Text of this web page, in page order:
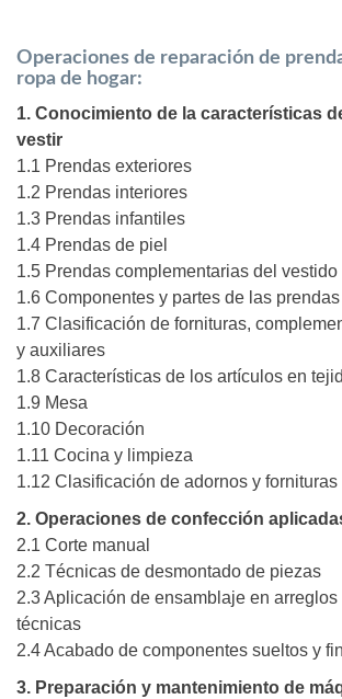
Operaciones de reparación de
ropa de hogar:
1. Conocimiento de la características
vestir
1.1 Prendas exteriores
1.2 Prendas interiores
1.3 Prendas infantiles
1.4 Prendas de piel
1.5 Prendas complementarias del vestido
1.6 Componentes y partes de las prendas
1.7 Clasificación de fornituras,
y auxiliares
1.8 Características de los artículos en
1.9 Mesa
1.10 Decoración
1.11 Cocina y limpieza
1.12 Clasificación de adornos y fornituras
2. Operaciones de confección
2.1 Corte manual
2.2 Técnicas de desmontado de piezas
2.3 Aplicación de ensamblaje en
técnicas
2.4 Acabado de componentes sueltos y
3. Preparación y mantenimiento de